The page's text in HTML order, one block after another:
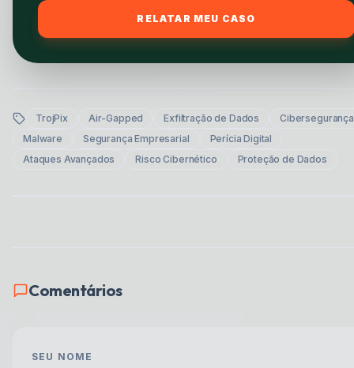
RELATAR MEU CASO
TrojPix Air-Gapped Exfiltração de Dados
Cibersegurança
Malware
Segurança Empresarial
Perícia Digital
Ataques Avançados
Risco Cibernético Proteção de Dados
Comentários
SEU NOME